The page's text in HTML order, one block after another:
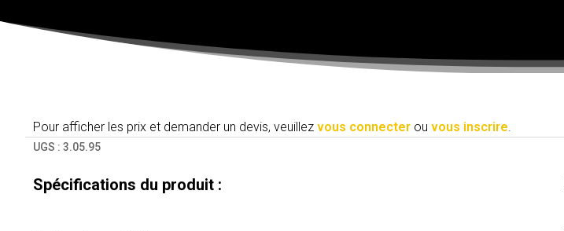
Pour afficher les prix et demander un devis, veuillez vous connecter ou vous inscrire.
UGS : 3.05.95
Spécifications du produit :